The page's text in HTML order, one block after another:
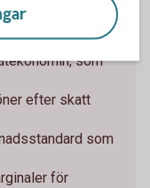
innebär högre
som
efter skatt
som
för